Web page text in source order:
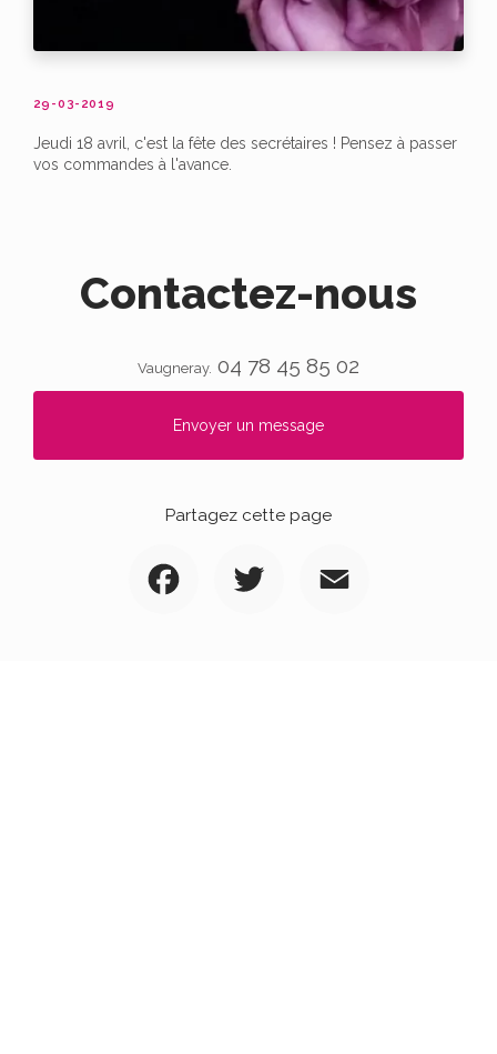
29-03-2019
Jeudi 18 avril, c'est la fête des secrétaires ! Pensez à passer
vos commandes à l'avance.
Contactez-nous
Vaugneray. 04 78 45 85 02
Envoyer un message
Partagez cette page